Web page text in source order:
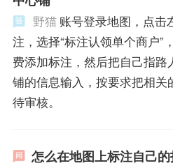
野猫 账号登录地图，点击
注，选择“标注认领单个商户”
费添加标注，然后把自己指路
铺的信息输入，按要求把相关
待审核。
怎么在地图上标注自己